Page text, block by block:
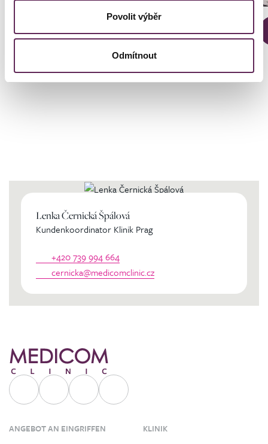
Povolit výběr
Odmítnout
DETAILS DER VERWANDLUNG
Lenka Černická Špálová
Kundenkoordinator Klinik Prag
+420 739 994 664
cernicka@medicomclinic.cz
ANGEBOT AN EINGRIFFEN KLINIK